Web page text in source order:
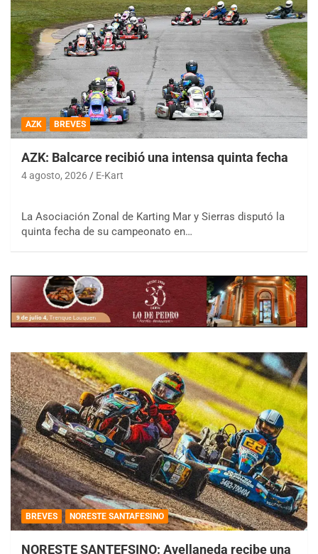
AZK BREVES
AZK: Balcarce recibió una intensa quinta fecha
4 agosto, 2026 E-Kart
La Asociación Zonal de Karting Mar y Sierras disputó la
quinta fecha de su campeonato en…
BREVES NORESTE SANTAFESINO
NORESTE SANTEFSINO: Avellaneda recibe una